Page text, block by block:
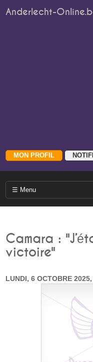
Anderlecht-
Camara :
victoire"
LUNDI, 6 OCTOBRE